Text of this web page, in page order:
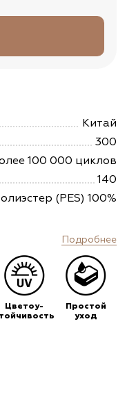
Китай
300
100 000 циклов
140
(PES) 100%
Подробнее
Цветоу-
Простой
уход